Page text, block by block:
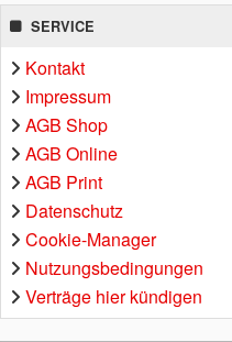
SERVICE
Kontakt
Impressum
AGB Shop
AGB Online
AGB Print
Datenschutz
Cookie-Manager
Nutzungsbedingungen
Verträge hier kündigen